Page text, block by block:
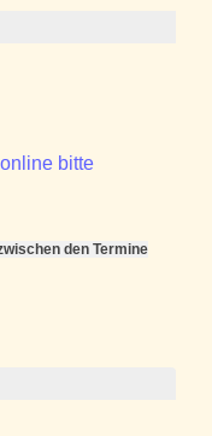
bitte
den Termine